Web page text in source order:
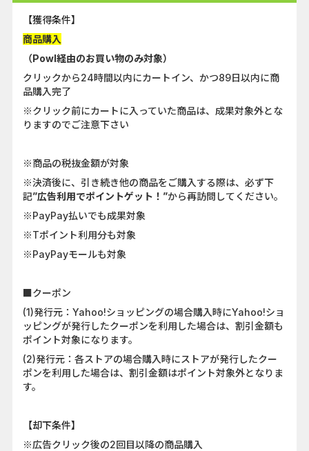
【獲得条件】
商品購入
（Powl経由のお買い物のみ対象）
クリックから24時間以内にカートイン、かつ89日以内に商
品購入完了
※クリック前にカートに入っていた商品は、成果対象外とな
りますのでご注意下さい
※商品の税抜金額が対象
※決済後に、引き続き他の商品をご購入する際は、必ず下
記”広告利用でポイントゲット！”から再訪問してください。
※PayPay払いでも成果対象
※Tポイント利用分も対象
※PayPayモールも対象
■クーポン
(1)発行元：Yahoo!ショッピングの場合購入時にYahoo!ショ
ッピングが発行したクーポンを利用した場合は、割引金額も
ポイント対象になります。
(2)発行元：各ストアの場合購入時にストアが発行したクー
ポンを利用した場合は、割引金額はポイント対象外となりま
す。
【却下条件】
※広告クリック後の2回目以降の商品購入